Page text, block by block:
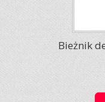
Bieżnik